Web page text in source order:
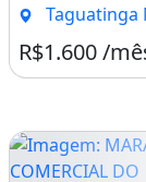
Taguatinga
R$1.600 /